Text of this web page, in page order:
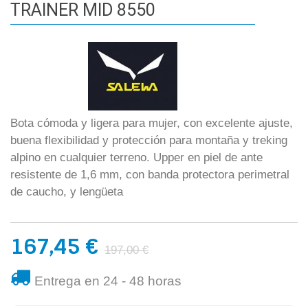
TRAINER MID 8550
Bota cómoda y ligera para mujer, con excelente ajuste,
buena flexibilidad y protección para montaña y treking
alpino en cualquier terreno. Upper en piel de ante
resistente de 1,6 mm, con banda protectora perimetral
de caucho, y lengüeta
167,45 € 197,00 €
Entrega en 24 - 48 horas